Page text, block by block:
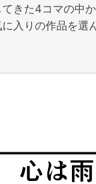
きた4コマの中か
入りの作品を選